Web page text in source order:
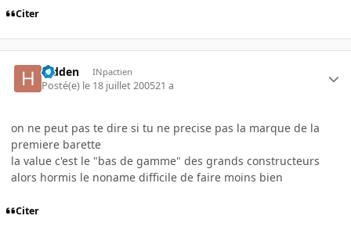
Citer
hidden INpactien
Posté(e) le 18 juillet 200521 a
on ne peut pas te dire si tu ne precise pas la marque de la
premiere barette
la value c'est le "bas de gamme" des grands constructeurs
alors hormis le noname difficile de faire moins bien
Citer